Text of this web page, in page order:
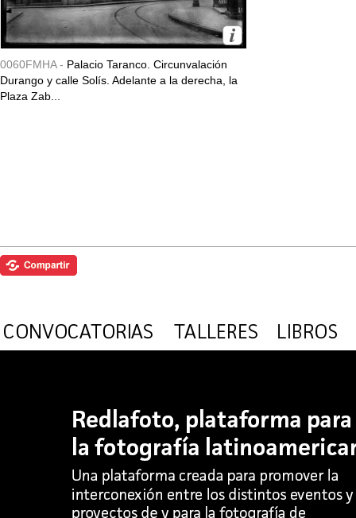
0060FMHA - Palacio Taranco. Circunvalación
Durango y calle Solís. Adelante a la derecha, la
Plaza Zab...